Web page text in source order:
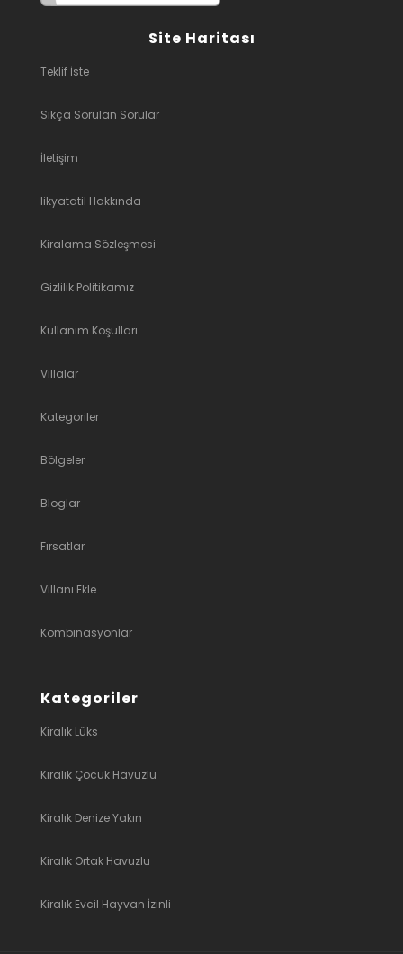
Site Haritası
Teklif İste
Sıkça Sorulan Sorular
İletişim
likyatatil Hakkında
Kiralama Sözleşmesi
Gizlilik Politikamız
Kullanım Koşulları
Villalar
Kategoriler
Bölgeler
Bloglar
Fırsatlar
Villanı Ekle
Kombinasyonlar
Kategoriler
Kiralık Lüks
Kiralık Çocuk Havuzlu
Kiralık Denize Yakın
Kiralık Ortak Havuzlu
Kiralık Evcil Hayvan İzinli